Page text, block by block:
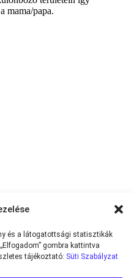
és a látogatottsági statisztikák
gombra kattintva
tájékoztató: Süti Szabályzat